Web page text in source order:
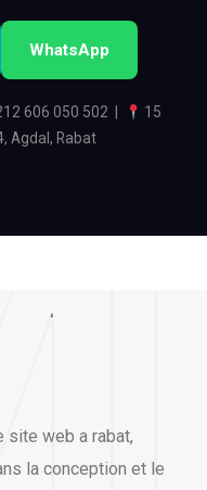
WhatsApp
606 050 502
15
Agdal, Rabat
site web a rabat,
la conception et le